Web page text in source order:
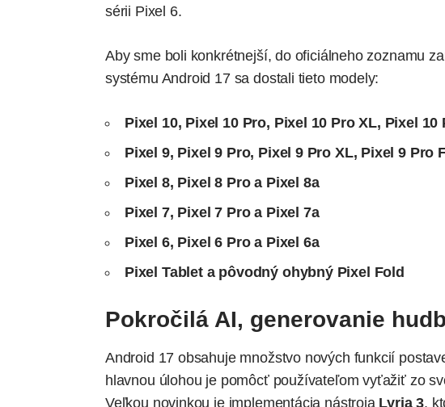
sérii Pixel 6.
Aby sme boli konkrétnejší, do oficiálneho zoznamu
systému Android 17 sa dostali tieto modely:
Pixel 10, Pixel 10 Pro, Pixel 10 Pro XL, Pixel 10
Pixel 9, Pixel 9 Pro, Pixel 9 Pro XL, Pixel 9 Pro
Pixel 8, Pixel 8 Pro a Pixel 8a
Pixel 7, Pixel 7 Pro a Pixel 7a
Pixel 6, Pixel 6 Pro a Pixel 6a
Pixel Tablet a pôvodný ohybný Pixel Fold
Pokročilá AI, generovanie
Android 17 obsahuje množstvo nových funkcií
hlavnou úlohou je pomôcť používateľom vyťažiť zo
Veľkou novinkou je implementácia nástroja Lyria 3,